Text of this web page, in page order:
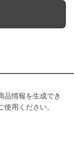
品情報を生成でき
用ください。